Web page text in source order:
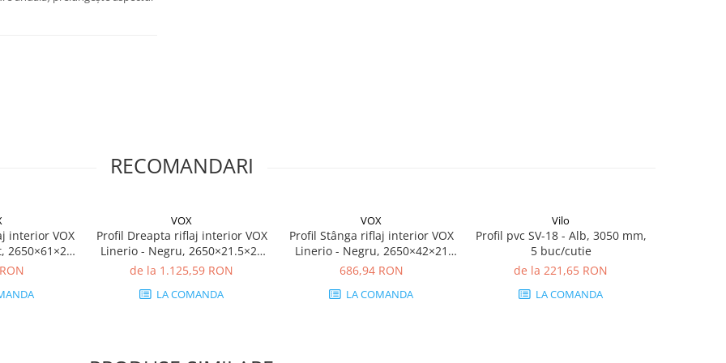
RECOMANDARI
interior VOX
2650×61×21
XPS,
VOX
Profil Dreapta riflaj interior VOX
Linerio - Negru, 2650×21.5×21
mm, Polistiren Extrudat XPS,
de la 1.125,59 RON
LA COMANDA
VOX
Profil Stânga riflaj interior VOX
Linerio - Negru, 2650×42×21
mm, Polistiren Extrudat XPS,
686,94 RON
LA COMANDA
Vilo
Profil pvc SV-18 - Alb, 3050 mm,
5 buc/cutie
de la 221,65 RON
LA COMANDA